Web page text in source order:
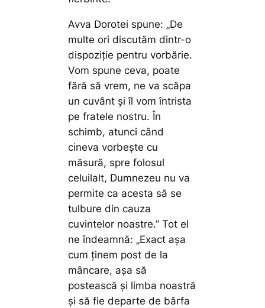
Avva Dorotei spune: „De
multe ori discutăm dintr-o
dispoziţie pentru vorbărie.
Vom spune ceva, poate
fără să vrem, ne va scăpa
un cuvânt şi îl vom întrista
pe fratele nostru. În
schimb, atunci când
cineva vorbeşte cu
măsură, spre folosul
celuilalt, Dumnezeu nu va
permite ca acesta să se
tulbure din cauza
cuvintelor noastre.” Tot el
ne îndeamnă: „Exact aşa
cum ţinem post de la
mâncare, aşa să
postească şi limba noastră
şi să fie departe de bârfa